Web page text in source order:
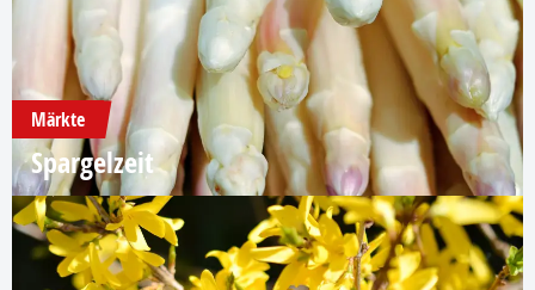
Märkte
Spargelzeit